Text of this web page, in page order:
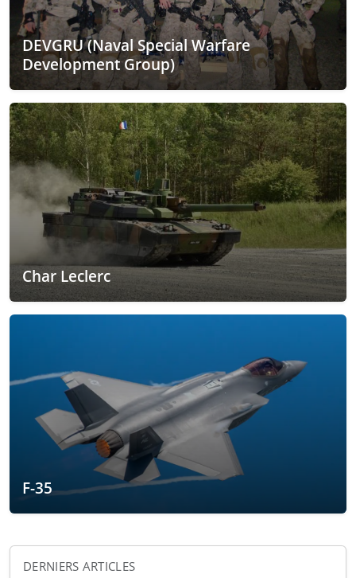
DEVGRU (Naval Special Warfare
Development Group)
Char Leclerc
F-35
DERNIERS ARTICLES